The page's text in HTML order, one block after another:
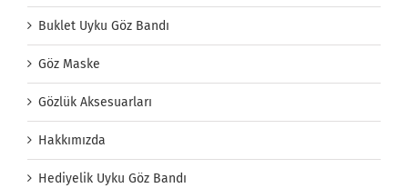
Buklet Uyku Göz Bandı
Göz Maske
Gözlük Aksesuarları
Hakkımızda
Hediyelik Uyku Göz Bandı